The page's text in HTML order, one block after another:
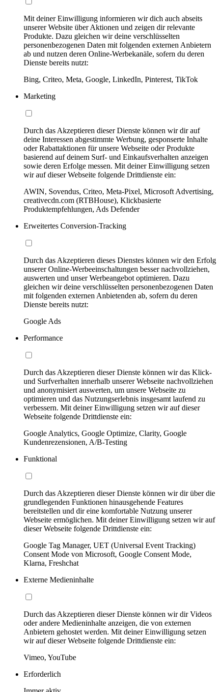
Mit deiner Einwilligung informieren wir dich auch abseits
unserer Website über Aktionen und zeigen dir relevante
Produkte. Dazu gleichen wir deine verschlüsselten
personenbezogenen Daten mit folgenden externen Anbietern
ab und nutzen deren Online-Werbekanäle, sofern du deren
Dienste bereits nutzt:
Bing, Criteo, Meta, Google, LinkedIn, Pinterest, TikTok
Marketing
Durch das Akzeptieren dieser Dienste können wir dir auf
deine Interessen abgestimmte Werbung, gesponserte Inhalte
oder Rabattaktionen für unsere Webseite oder Produkte
basierend auf deinem Surf- und Einkaufsverhalten anzeigen
sowie deren Erfolge messen. Mit deiner Einwilligung setzen
wir auf dieser Webseite folgende Drittdienste ein:
AWIN, Sovendus, Criteo, Meta-Pixel, Microsoft Advertising,
creativecdn.com (RTBHouse), Klickbasierte
Produktempfehlungen, Ads Defender
Erweitertes Conversion-Tracking
Durch das Akzeptieren dieses Dienstes können wir den Erfolg
unserer Online-Werbeeinschaltungen besser nachvollziehen,
auswerten und unser Werbeangebot optimieren. Dazu
gleichen wir deine verschlüsselten personenbezogenen Daten
mit folgenden externen Anbietenden ab, sofern du deren
Dienste bereits nutzt:
Google Ads
Performance
Durch das Akzeptieren dieser Dienste können wir das Klick-
und Surfverhalten innerhalb unserer Webseite nachvollziehen
und anonymisiert auswerten, um unsere Webseite zu
optimieren und das Nutzungserlebnis insgesamt laufend zu
verbessern. Mit deiner Einwilligung setzen wir auf dieser
Webseite folgende Drittdienste ein:
Google Analytics, Google Optimize, Clarity, Google
Kundenrezensionen, A/B-Testing
Funktional
Durch das Akzeptieren dieser Dienste können wir dir über die
grundlegenden Funktionen hinausgehende Features
bereitstellen und dir eine komfortable Nutzung unserer
Webseite ermöglichen. Mit deiner Einwilligung setzen wir auf
dieser Webseite folgende Drittdienste ein:
Google Tag Manager, UET (Universal Event Tracking)
Consent Mode von Microsoft, Google Consent Mode,
Klarna, Freshchat
Externe Medieninhalte
Durch das Akzeptieren dieser Dienste können wir dir Videos
oder andere Medieninhalte anzeigen, die von externen
Anbietern gehostet werden. Mit deiner Einwilligung setzen
wir auf dieser Webseite folgende Drittdienste ein:
Vimeo, YouTube
Erforderlich